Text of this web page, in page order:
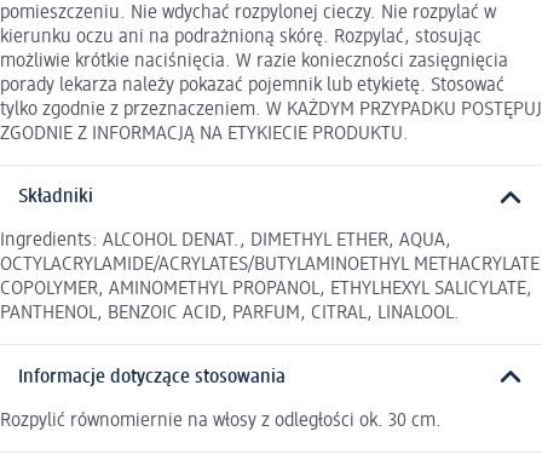
pomieszczeniu. Nie wdychać rozpylonej cieczy. Nie rozpylać w
kierunku oczu ani na podrażnioną skórę. Rozpylać, stosując
możliwie krótkie naciśnięcia. W razie konieczności zasięgnięcia
porady lekarza należy pokazać pojemnik lub etykietę. Stosować
tylko zgodnie z przeznaczeniem. W KAŻDYM PRZYPADKU POSTĘPUJ
ZGODNIE Z INFORMACJĄ NA ETYKIECIE PRODUKTU.
Składniki
Ingredients: ALCOHOL DENAT., DIMETHYL ETHER, AQUA,
OCTYLACRYLAMIDE/ACRYLATES/BUTYLAMINOETHYL METHACRYLATE
COPOLYMER, AMINOMETHYL PROPANOL, ETHYLHEXYL SALICYLATE,
PANTHENOL, BENZOIC ACID, PARFUM, CITRAL, LINALOOL.
Informacje dotyczące stosowania
Rozpylić równomiernie na włosy z odległości ok. 30 cm.